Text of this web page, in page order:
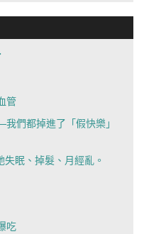
管
們都掉進了「假快樂」
眠、掉髮、月經亂。
吃